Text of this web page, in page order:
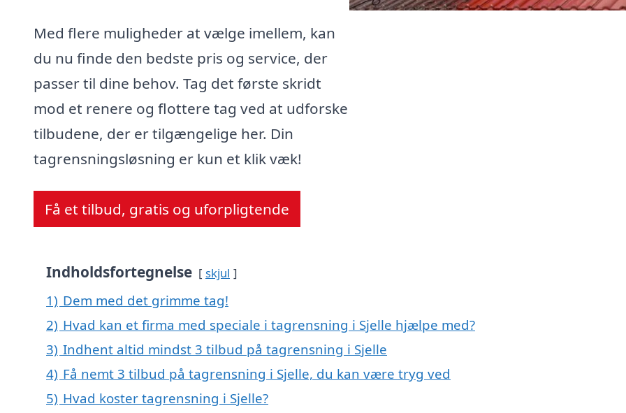
Med flere muligheder at vælge imellem, kan
du nu finde den bedste pris og service, der
passer til dine behov. Tag det første skridt
mod et renere og flottere tag ved at udforske
tilbudene, der er tilgængelige her. Din
tagrensningsløsning er kun et klik væk!
Få et tilbud, gratis og uforpligtende
Indholdsfortegnelse skjul
1) Dem med det grimme tag!
2) Hvad kan et firma med speciale i tagrensning i Sjelle hjælpe med?
3) Indhent altid mindst 3 tilbud på tagrensning i Sjelle
4) Få nemt 3 tilbud på tagrensning i Sjelle, du kan være tryg ved
5) Hvad koster tagrensning i Sjelle?